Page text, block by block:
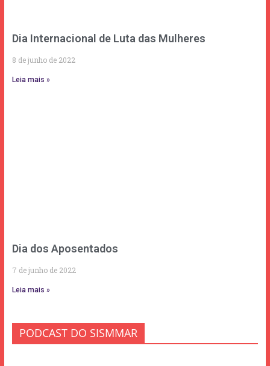
Dia Internacional de Luta das Mulheres
8 de junho de 2022
Leia mais »
Dia dos Aposentados
7 de junho de 2022
Leia mais »
PODCAST DO SISMMAR